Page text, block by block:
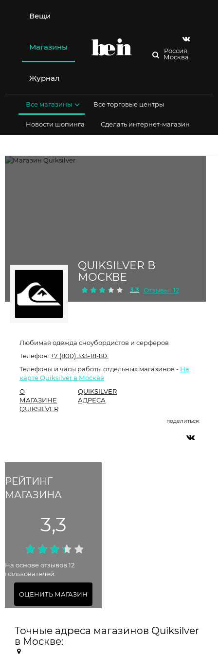
содержимому
Вещи
Магазины
Журнал
Россия,
Москва
Все магазины Все торговые центры
Новости шопинга Сделать интернет-магазин
QUIKSILVER В
МОСКВЕ
3.3 Отзывы : 12
РЕЙТИНГ
МАГАЗИНА
3,3
На основе отзывов 12
пользователей.
ОЦЕНИТЬ МАГАЗИН
Любимая одежда сноубордистов и серферов
Телефон: +7 (800) 333-18-80.
Телефоны и часы работы отдельных магазинов - На
карте Quiksilver в Москве
О
МАГАЗИНЕ
QUIKSILVER
QUIKSILVER
АДРЕСА
поделиться:
Точные адреса магазинов Quiksilver
в Москве: